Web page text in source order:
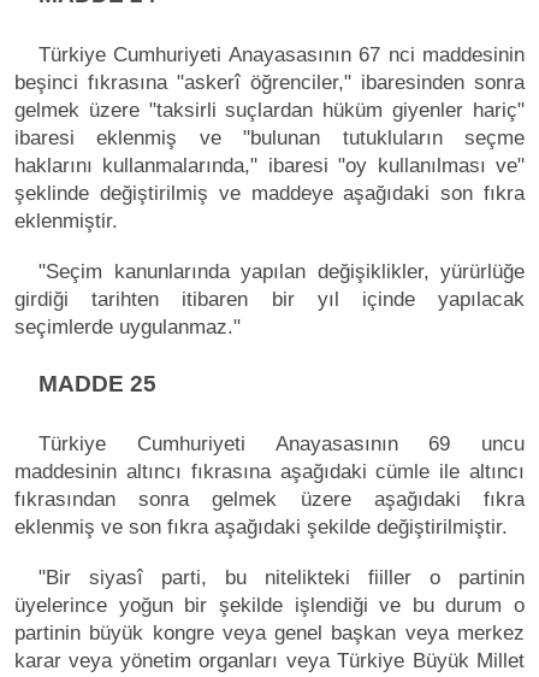
Türkiye Cumhuriyeti Anayasasının 67 nci maddesinin
beşinci fıkrasına "askerî öğrenciler," ibaresinden sonra
gelmek üzere "taksirli suçlardan hüküm giyenler hariç"
ibaresi eklenmiş ve "bulunan tutukluların seçme
haklarını kullanmalarında," ibaresi "oy kullanılması ve"
şeklinde değiştirilmiş ve maddeye aşağıdaki son fıkra
eklenmiştir.
"Seçim kanunlarında yapılan değişiklikler, yürürlüğe
girdiği tarihten itibaren bir yıl içinde yapılacak
seçimlerde uygulanmaz."
MADDE 25
Türkiye Cumhuriyeti Anayasasının 69 uncu
maddesinin altıncı fıkrasına aşağıdaki cümle ile altıncı
fıkrasından sonra gelmek üzere aşağıdaki fıkra
eklenmiş ve son fıkra aşağıdaki şekilde değiştirilmiştir.
"Bir siyasî parti, bu nitelikteki fiiller o partinin
üyelerince yoğun bir şekilde işlendiği ve bu durum o
partinin büyük kongre veya genel başkan veya merkez
karar veya yönetim organları veya Türkiye Büyük Millet